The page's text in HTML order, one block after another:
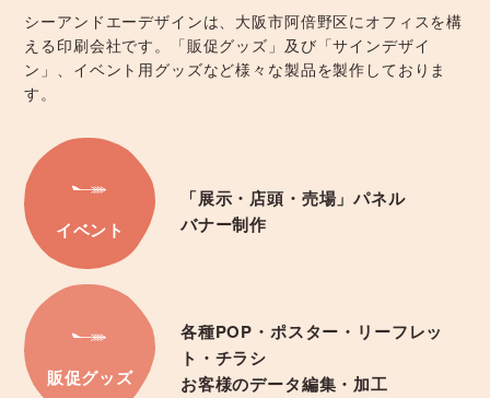
シーアンドエーデザインは、大阪市阿倍野区にオフィスを構
える印刷会社です。「販促グッズ」及び「サインデザイ
ン」、イベント用グッズなど様々な製品を製作しておりま
す。
イベント
「展示・店頭・売場」パネル
バナー制作
販促グッズ
各種POP・ポスター・リーフレッ
ト・チラシ
お客様のデータ編集・加工